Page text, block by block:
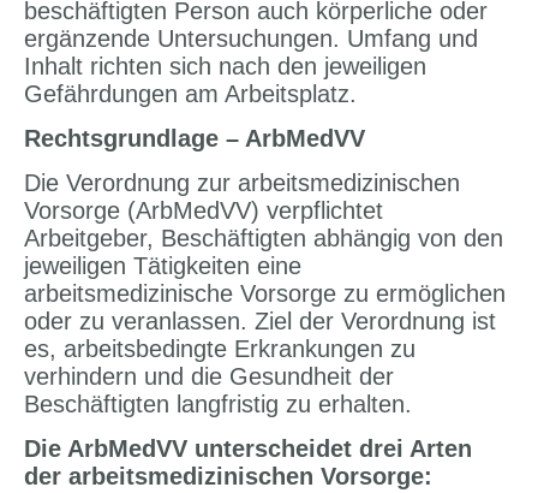
beschäftigten Person auch körperliche oder
ergänzende Untersuchungen. Umfang und
Inhalt richten sich nach den jeweiligen
Gefährdungen am Arbeitsplatz.
Rechtsgrundlage – ArbMedVV
Die Verordnung zur arbeitsmedizinischen
Vorsorge (ArbMedVV) verpflichtet
Arbeitgeber, Beschäftigten abhängig von den
jeweiligen Tätigkeiten eine
arbeitsmedizinische Vorsorge zu ermöglichen
oder zu veranlassen. Ziel der Verordnung ist
es, arbeitsbedingte Erkrankungen zu
verhindern und die Gesundheit der
Beschäftigten langfristig zu erhalten.
Die ArbMedVV unterscheidet drei Arten
der arbeitsmedizinischen Vorsorge: